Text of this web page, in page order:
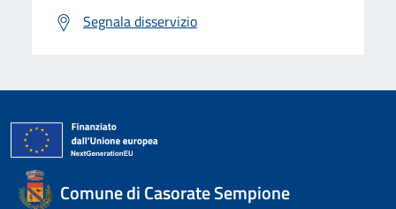
Segnala disservizio
Comune di Casorate Sempione